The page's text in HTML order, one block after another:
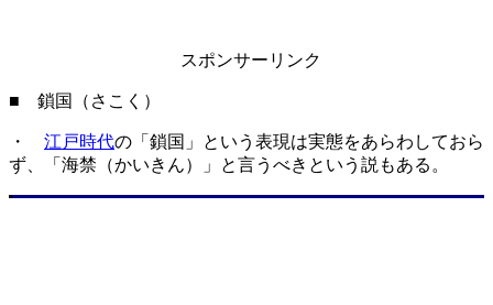
スポンサーリンク
■ 鎖国（さこく）
・ 江戸時代の「鎖国」という表現は実態をあらわしておら
ず、「海禁（かいきん）」と言うべきという説もある。